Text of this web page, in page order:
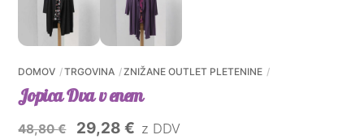
DOMOV TRGOVINA ZNIŽANE OUTLET PLETENINE
Jopica Dva v enem
48,80€
Izvirna
29,28 €Trenutna
z DDV